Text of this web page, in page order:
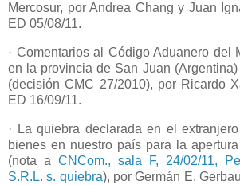
Mercosur, por Andrea Chang y Juan
ED 05/08/11.
· Comentarios al Código Aduanero del
en la provincia de San Juan
(decisión CMC 27/2010), por Ricardo
ED 16/09/11.
· La quiebra declarada en el
bienes en nuestro país para la
(nota a CNCom., sala F, 24/02/11,
S.R.L. s. quiebra), por Germán E.